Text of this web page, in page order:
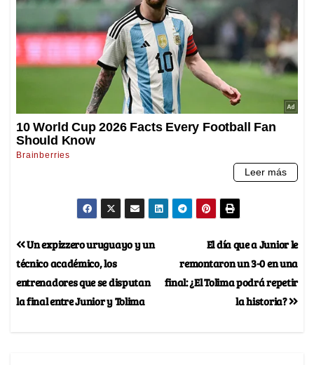
El día que a Junior le
remontaron un 3-0 en una
final: ¿El Tolima podrá repetir
la historia?
Un expizzero uruguayo y un
técnico académico, los
entrenadores que se disputan
la final entre Junior y Tolima